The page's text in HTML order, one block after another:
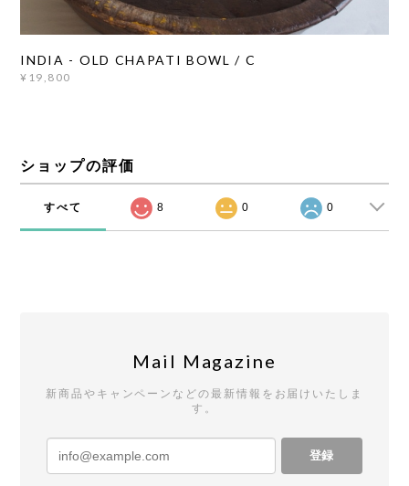
INDIA - OLD CHAPATI BOWL / C
¥19,800
ショップの評価
すべて 8 0 0
Mail Magazine
新商品やキャンペーンなどの最新情報をお届けいたしま
す。
登録